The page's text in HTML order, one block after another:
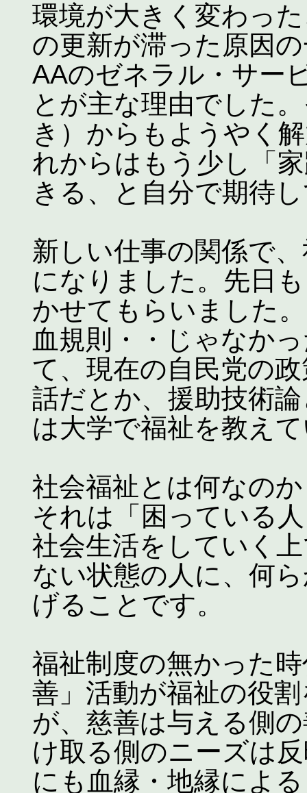
環境が大きく変わっ
の更新が滞った原因
AAのゼネラル・サー
とが主な理由でした
き）からもようやく
れからはもう少し「
きる、と自分で期待
新しい仕事の関係で
になりました。先日
かせてもらいました
血規則・・じゃなか
て、現在の自民党の
話だとか、援助技術
は大学で福祉を教え
社会福祉とは何なの
それは「困っている
社会生活をしていく
ない状態の人に、何
げることです。
福祉制度の無かった
善」活動が福祉の役
が、慈善は与える側
け取る側のニーズは
にも血縁・地縁によ